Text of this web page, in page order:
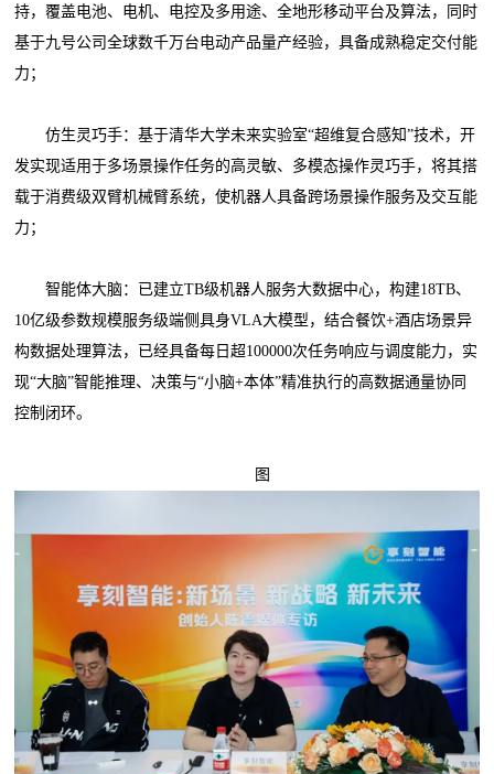
持，覆盖电池、电机、电控及多用途、全地形移动平台及算法，同时
基于九号公司全球数千万台电动产品量产经验，具备成熟稳定交付能
力；
仿生灵巧手：基于清华大学未来实验室“超维复合感知”技术，开
发实现适用于多场景操作任务的高灵敏、多模态操作灵巧手，将其搭
载于消费级双臂机械臂系统，使机器人具备跨场景操作服务及交互能
力；
智能体大脑：已建立TB级机器人服务大数据中心，构建18TB、
10亿级参数规模服务级端侧具身VLA大模型，结合餐饮+酒店场景异
构数据处理算法，已经具备每日超100000次任务响应与调度能力，实
现“大脑”智能推理、决策与“小脑+本体”精准执行的高数据通量协同
控制闭环。
图